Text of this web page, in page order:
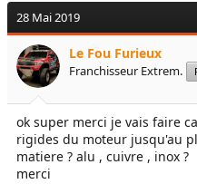
28 Mai 2019
Le Fou Furieux
Franchisseur Extrem.
ok super merci je vais faire
rigides du moteur jusqu'au
matiere ? alu , cuivre , inox ?
merci